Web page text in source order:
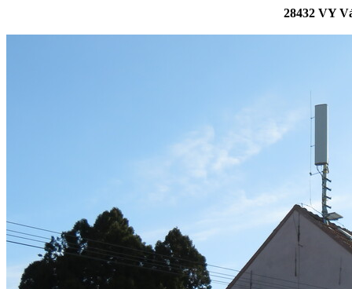
28432 VY